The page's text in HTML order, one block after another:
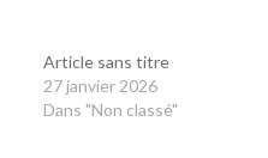
Article sans titre
27 janvier 2026
Dans "Non classé"